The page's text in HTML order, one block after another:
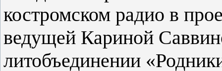
костромском радио в
ведущей Кариной
литобъединении